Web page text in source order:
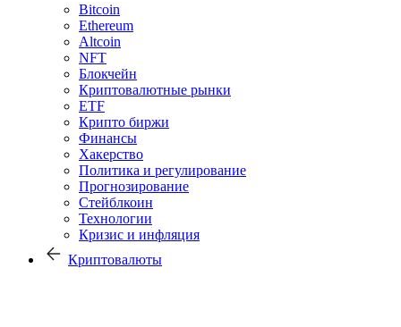
Bitcoin
Ethereum
Altcoin
NFT
Блокчейн
Криптовалютные рынки
ETF
Крипто биржи
Финансы
Хакерство
Политика и регулирование
Прогнозирование
Стейблкоин
Технологии
Кризис и инфляция
Криптовалюты